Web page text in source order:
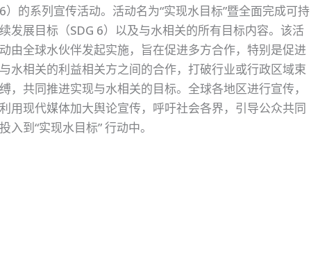
6）的系列宣传活动。活动名为“实现水目标”暨全面完成可持
续发展目标（SDG 6）以及与水相关的所有目标内容。该活
动由全球水伙伴发起实施，旨在促进多方合作，特别是促进
与水相关的利益相关方之间的合作，打破行业或行政区域束
缚，共同推进实现与水相关的目标。全球各地区进行宣传，
利用现代媒体加大舆论宣传，呼吁社会各界，引导公众共同
投入到“实现水目标” 行动中。